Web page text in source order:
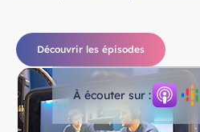
Découvrir les épisodes
À écouter sur :